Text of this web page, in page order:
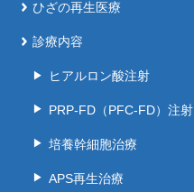
ひざの再生医療
診療内容
ヒアルロン酸注射
PRP-FD（PFC-FD）注射
培養幹細胞治療
APS再生治療